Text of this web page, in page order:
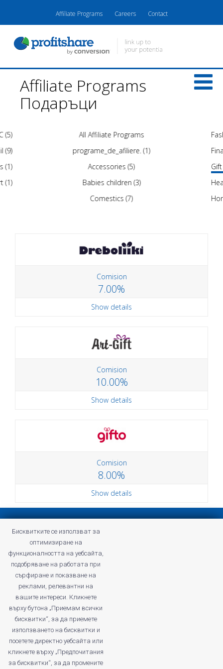
Affiliate Programs Careers Contact
Affiliate Programs
Подаръци
(5)
(9)
(1)
(1)
All Affiliate Programs
programe_de_afiliere. (1)
Accessories (5)
Babies children (3)
Comestics (7)
Gift
Comision
7.00%
Show details
Comision
10.00%
Show details
Comision
8.00%
Show details
Terms and Conditions of Profitshare
Frequently asked questions
Privacy policy
profitshare.ro
profitshare.bg
© 2026Conversion Marketing SRL
Бисквитките се използват за
оптимизиране на
функционалността на уебсайта,
подобряване на работата при
сърфиране и показване на
реклами, релевантни на
вашите интереси. Кликнете
върху бутона „Приемам всички
бисквитки“, за да приемете
използването на бисквитки и
посетете директно уебсайта или
кликнете върху „Предпочитания
за бисквитки“, за да промените